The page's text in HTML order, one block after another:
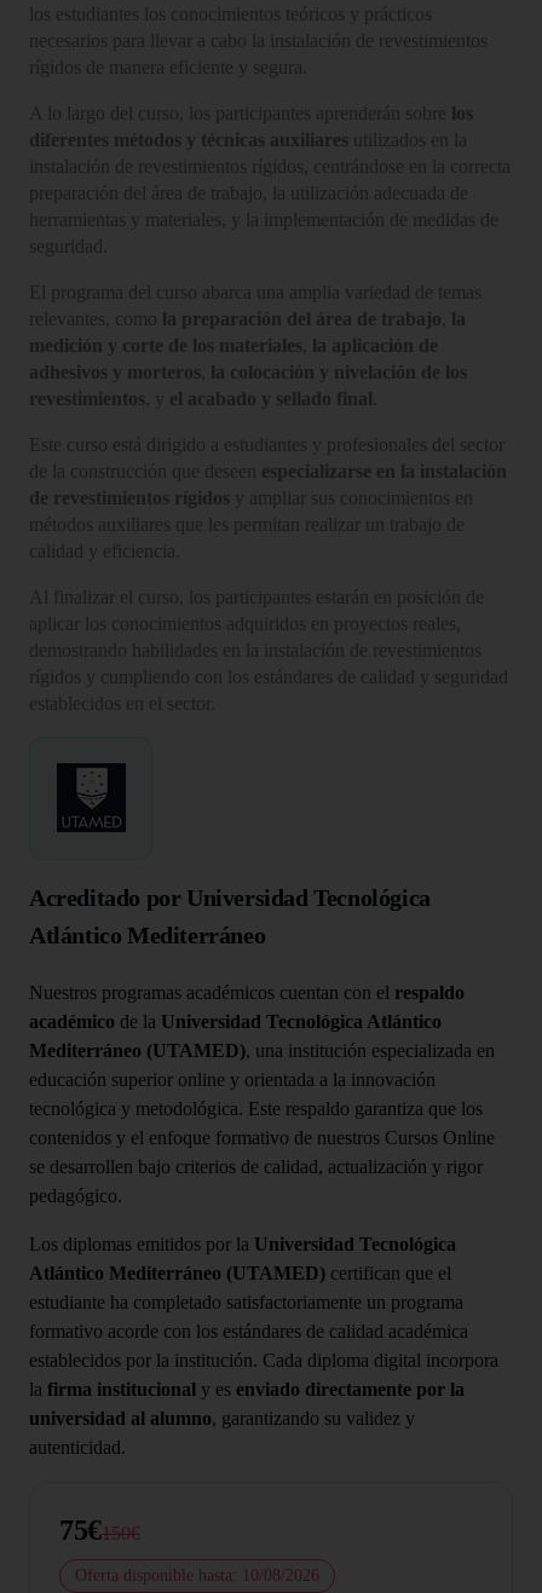
los estudiantes los conocimientos teóricos y prácticos
necesarios para llevar a cabo la instalación de revestimientos
rígidos de manera eficiente y segura.
A lo largo del curso, los participantes aprenderán sobre los
diferentes métodos y técnicas auxiliares utilizados en la
instalación de revestimientos rígidos, centrándose en la correcta
preparación del área de trabajo, la utilización adecuada de
herramientas y materiales, y la implementación de medidas de
seguridad.
El programa del curso abarca una amplia variedad de temas
relevantes, como la preparación del área de trabajo la
medición y corte de los materiales la aplicación de
adhesivos y morteros la colocación y nivelación de los
revestimientos , y el acabado y sellado final
Este curso está dirigido a estudiantes y profesionales del sector
de la construcción que deseen especializarse en la instalación
de revestimientos rígidos y ampliar sus conocimientos en
métodos auxiliares que les permitan realizar un trabajo de
calidad y eficiencia.
Al finalizar el curso, los participantes estarán en posición de
aplicar los conocimientos adquiridos en proyectos reales,
demostrando habilidades en la instalación de revestimientos
rígidos y cumpliendo con los estándares de calidad y seguridad
establecidos en el sector.
Acreditado por Universidad Tecnológica
Atlántico Mediterráneo
Nuestros programas académicos cuentan con el respaldo
académico de la Universidad Tecnológica Atlántico
Mediterráneo (UTAMED), una institución especializada en
educación superior online y orientada a la innovación
tecnológica y metodológica. Este respaldo garantiza que los
contenidos y el enfoque formativo de nuestros Cursos Online
se desarrollen bajo criterios de calidad, actualización y rigor
pedagógico.
Los diplomas emitidos por la Universidad Tecnológica
Atlántico Mediterráneo (UTAMED) certifican que el
estudiante ha completado satisfactoriamente un programa
formativo acorde con los estándares de calidad académica
establecidos por la institución. Cada diploma digital incorpora
la firma institucional y es enviado directamente por la
universidad al alumno, garantizando su validez y
autenticidad.
75€150€
Oferta disponible hasta: 10/08/2026